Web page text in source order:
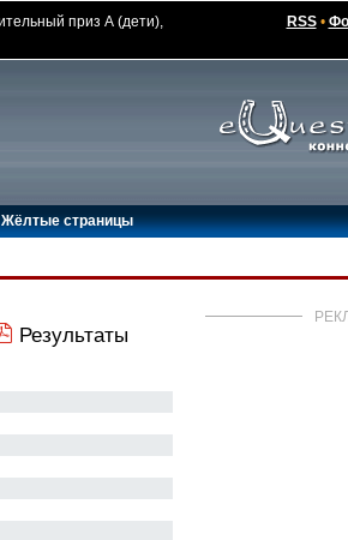
приз А (дети),
RSS•
Жёлтые страницы
Результаты